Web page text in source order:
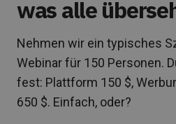
was alle
Nehmen wir ein typisches
Webinar für 150 Personen.
fest: Plattform 150 $,
650 $. Einfach, oder?